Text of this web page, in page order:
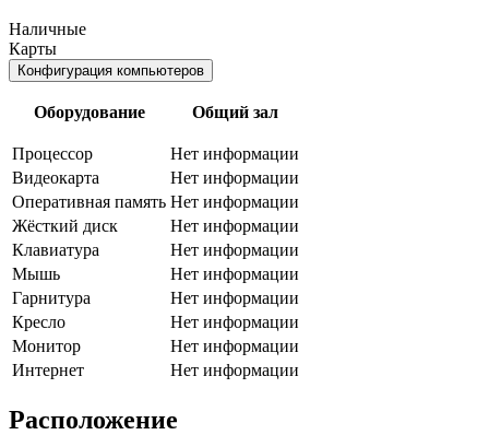
Наличные
Карты
Конфигурация компьютеров
Оборудование Общий зал
Процессор
Нет информации
Видеокарта
Нет информации
Оперативная память Нет информации
Жёсткий диск
Нет информации
Клавиатура
Нет информации
Мышь
Нет информации
Гарнитура
Нет информации
Кресло
Нет информации
Монитор
Нет информации
Интернет
Нет информации
Расположение